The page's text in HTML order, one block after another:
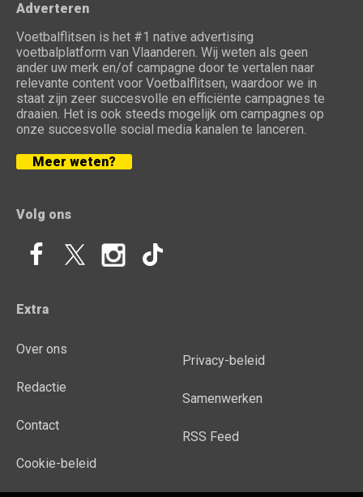
Adverteren
Voetbalflitsen is het #1 native advertising
voetbalplatform van Vlaanderen. Wij weten als geen
ander uw merk en/of campagne door te vertalen naar
relevante content voor Voetbalflitsen, waardoor we in
staat zijn zeer succesvolle en efficiënte campagnes te
draaien. Het is ook steeds mogelijk om campagnes op
onze succesvolle social media kanalen te lanceren.
Meer weten?
Volg ons
Extra
Over ons
Redactie
Contact
Cookie-beleid
Privacy-beleid
Samenwerken
RSS Feed